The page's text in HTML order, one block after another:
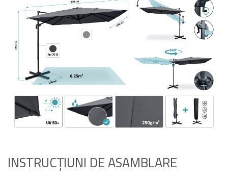
INSTRUCȚIUNI DE ASAMBLARE